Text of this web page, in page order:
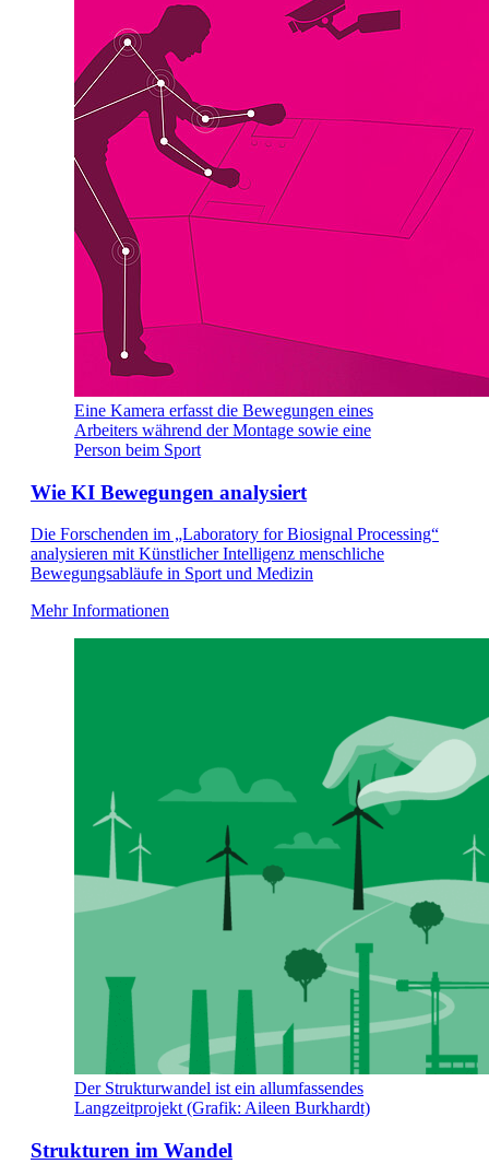
Eine Kamera erfasst die Bewegungen eines
Arbeiters während der Montage sowie eine
Person beim Sport
Wie KI Bewegungen analysiert
Die Forschenden im „Laboratory for Biosignal Processing“
analysieren mit Künstlicher Intelligenz menschliche
Bewegungsabläufe in Sport und Medizin
Mehr Informationen
Der Strukturwandel ist ein allumfassendes
Langzeitprojekt (Grafik: Aileen Burkhardt)
Strukturen im Wandel